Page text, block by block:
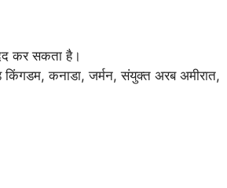
कर सकता है।
किंगडम, कनाडा, जर्मन, संयुक्त अरब अमीरात,